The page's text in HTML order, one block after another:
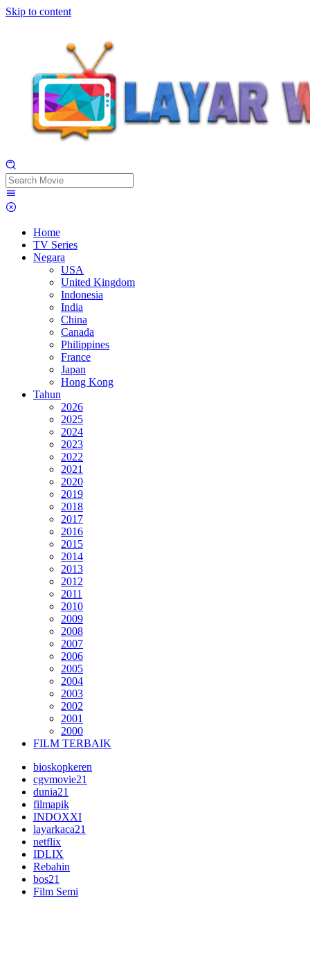
Skip to content
Home
TV Series
Negara
USA
United Kingdom
Indonesia
India
China
Canada
Philippines
France
Japan
Hong Kong
Tahun
2026
2025
2024
2023
2022
2021
2020
2019
2018
2017
2016
2015
2014
2013
2012
2011
2010
2009
2008
2007
2006
2005
2004
2003
2002
2001
2000
FILM TERBAIK
bioskopkeren
cgvmovie21
dunia21
filmapik
INDOXXI
layarkaca21
netflix
IDLIX
Rebahin
bos21
Film Semi